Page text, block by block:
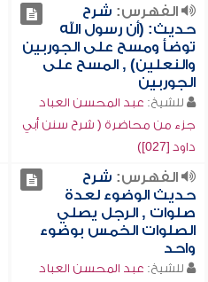
الفهرس: شرح
حديث: (أن رسول الله
توضأ ومسح على الجوربين
والنعلين) , المسح على
الجوربين
للشيخ: عبد المحسن العباد
جزء من محاضرة ( شرح سنن أبي
داود [027])
الفهرس: شرح
حديث الوضوء لعدة
صلوات , الرجل يصلي
الصلوات الخمس بوضوء
واحد
للشيخ: عبد المحسن العباد